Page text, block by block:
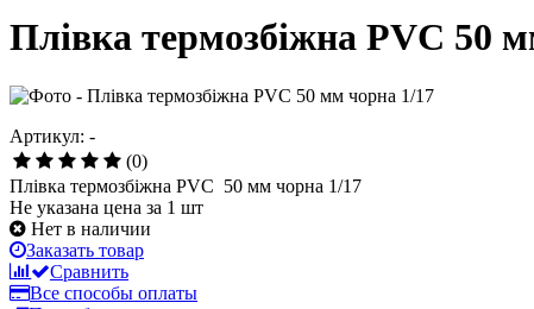
Плівка термозбіжна PVC 50
Артикул: -
(0)
Плівка термозбіжна PVC 50 мм чорна 1/17
Не указана цена за 1 шт
Нет в наличии
Заказать товар
Сравнить
Все способы оплаты